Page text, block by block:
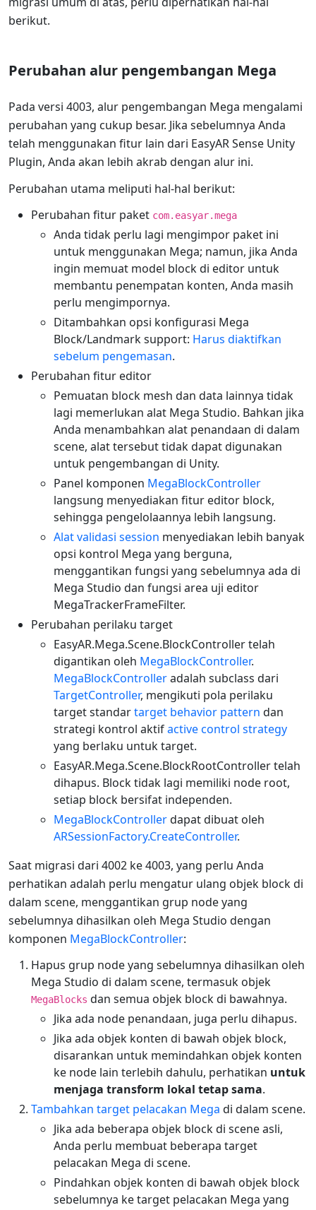
berikut.
Perubahan alur pengembangan Mega
Pada versi 4003, alur pengembangan Mega mengalami
perubahan yang cukup besar. Jika sebelumnya Anda
telah menggunakan fitur lain dari EasyAR Sense Unity
Plugin, Anda akan lebih akrab dengan alur ini.
Perubahan utama meliputi hal-hal berikut:
Perubahan fitur paket com.easyar.mega
Anda tidak perlu lagi mengimpor paket ini
untuk menggunakan Mega; namun, jika Anda
ingin memuat model block di editor untuk
membantu penempatan konten, Anda masih
perlu mengimpornya.
Ditambahkan opsi konfigurasi Mega
Block/Landmark support: Harus diaktifkan
sebelum pengemasan.
Perubahan fitur editor
Pemuatan block mesh dan data lainnya tidak
lagi memerlukan alat Mega Studio. Bahkan jika
Anda menambahkan alat penandaan di dalam
scene, alat tersebut tidak dapat digunakan
untuk pengembangan di Unity.
Panel komponen MegaBlockController
langsung menyediakan fitur editor block,
sehingga pengelolaannya lebih langsung.
Alat validasi session menyediakan lebih banyak
opsi kontrol Mega yang berguna,
menggantikan fungsi yang sebelumnya ada di
Mega Studio dan fungsi area uji editor
MegaTrackerFrameFilter.
Perubahan perilaku target
EasyAR.Mega.Scene.BlockController telah
digantikan oleh MegaBlockController.
MegaBlockControlleradalah subclass dari
TargetController, mengikuti pola perilaku
target standartarget behavior pattern dan
strategi kontrol aktifactive control strategy
yang berlaku untuk target.
EasyAR.Mega.Scene.BlockRootController telah
dihapus. Block tidak lagi memiliki node root,
setiap block bersifat independen.
MegaBlockControllerdapat dibuat oleh
ARSessionFactory.CreateController.
Saat migrasi dari 4002 ke 4003, yang perlu Anda
perhatikan adalah perlu mengatur ulang objek block di
dalam scene, menggantikan grup node yang
sebelumnya dihasilkan oleh Mega Studio dengan
komponen MegaBlockController:
Hapus grup node yang sebelumnya dihasilkan oleh
Mega Studio di dalam scene, termasuk objek
MegaBlocks dan semua objek block di bawahnya.
Jika ada node penandaan, juga perlu dihapus.
Jika ada objek konten di bawah objek block,
disarankan untuk memindahkan objek konten
ke node lain terlebih dahulu, perhatikan untuk
menjaga transform lokal tetap sama.
Tambahkan target pelacakan Mega di dalam scene.
Jika ada beberapa objek block di scene asli,
Anda perlu membuat beberapa target
pelacakan Mega di scene.
Pindahkan objek konten di bawah objek block
sebelumnya ke target pelacakan Mega yang